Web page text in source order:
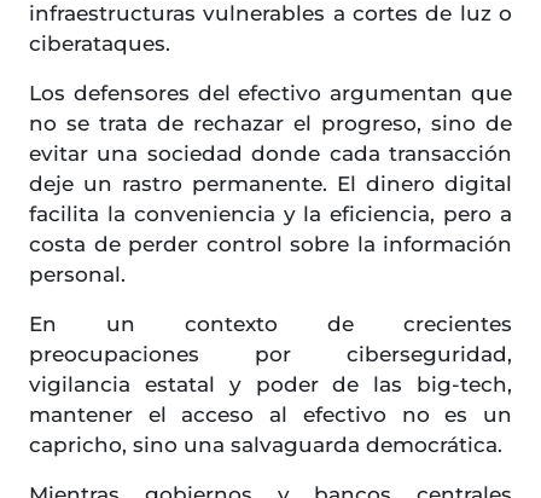
infraestructuras vulnerables a cortes de luz o
ciberataques.
Los defensores del efectivo argumentan que
no se trata de rechazar el progreso, sino de
evitar una sociedad donde cada transacción
deje un rastro permanente. El dinero digital
facilita la conveniencia y la eficiencia, pero a
costa de perder control sobre la información
personal.
En un contexto de crecientes
preocupaciones por ciberseguridad,
vigilancia estatal y poder de las big-tech,
mantener el acceso al efectivo no es un
capricho, sino una salvaguarda democrática.